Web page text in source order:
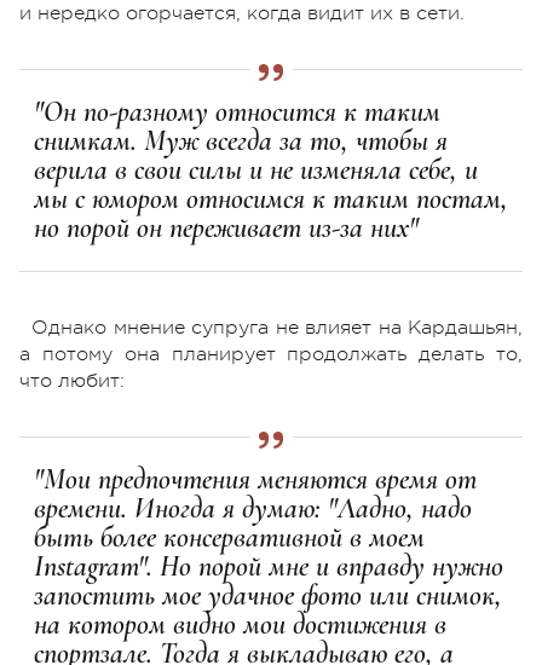
и нередко огорчается, когда видит их в сети.
"Он по-разному относится к таким
снимкам. Муж всегда за то, чтобы я
верила в свои силы и не изменяла себе, и
мы с юмором относимся к таким постам,
но порой он переживает из-за них"
Однако мнение супруга не влияет на Кардашьян,
а потому она планирует продолжать делать то,
что любит:
"Мои предпочтения меняются время от
времени. Иногда я думаю: "Ладно, надо
быть более консервативной в моем
Instagram". Но порой мне и вправду нужно
запостить мое удачное фото или снимок,
на котором видно мои достижения в
спортзале. Тогда я выкладываю его, а